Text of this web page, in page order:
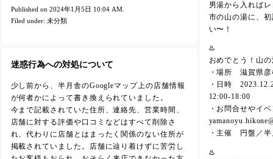
Published on 2024年1月5日 10:04 AM.
Filed under: 未分類
男湯から入れば
市の山の湯に、
い〜！
♨️
おめでとう！山
・場所 滋賀県彦
・日時
12:00-18:00
・お問合せやイ
・主催 円盤／半
♨️
迷惑行為への対処について
少し前から、半月舎のGoogleマップ上の店舗情報
が何者かによって書き換えられていました。
今まで記載されていた住所、連絡先、営業時間、
店舗に対する評価や口コミなどはすべて削除さ
れ、代わりに店舗とはまったく関係のない住所が
掲載されていました。店舗に辿り着けずに苦労し